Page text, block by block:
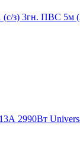
з) 3гн. ПВС 5м
2990Вт